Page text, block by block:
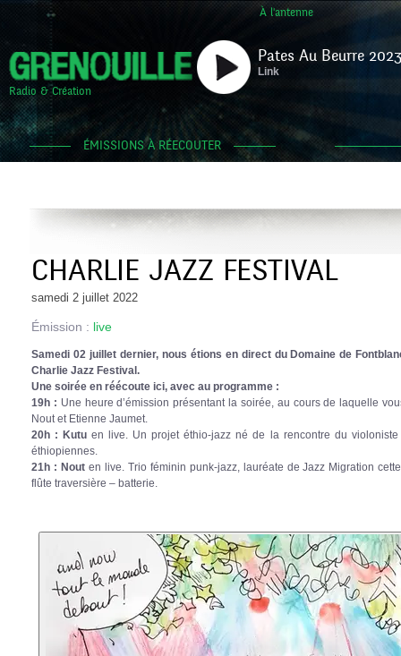
À l'antenne
Radio & Création
Pates Au Beurre
Link
ÉMISSIONS À RÉECOUTER
CHARLIE JAZZ FESTIVAL
samedi 2 juillet 2022
Émission : live
Samedi 02 juillet dernier, nous étions en direct du Domaine de
Charlie Jazz Festival.
Une soirée en réécoute ici, avec au programme :
19h : Une heure d’émission présentant la soirée, au cours de laquelle
Nout et Etienne Jaumet.
20h :
Kutu en live. Un projet éthio-jazz né de la rencontre du
éthiopiennes.
21h : Nouten live. Trio féminin punk-jazz, lauréate de Jazz Migration
flûte traversière – batterie.